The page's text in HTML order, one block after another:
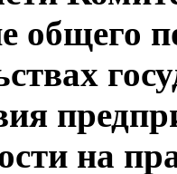
общего
на